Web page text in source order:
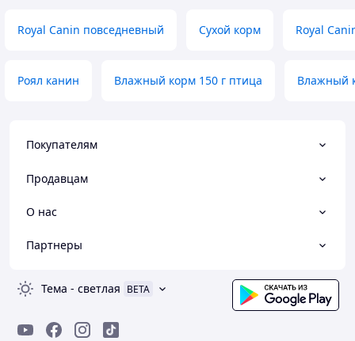
Royal Canin повседневный Сухой корм Royal
Роял канин Влажный корм 150 г птица Влажный
Покупателям
Продавцам
О нас
Партнеры
Тема - светлая BETA